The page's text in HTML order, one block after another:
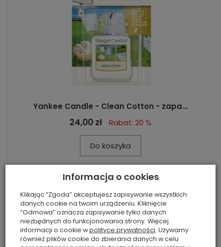
Yankee Candle - Clean Cotton - zapa...
24,00 zł Rabat: 20 %
Do koszyka
Informacja o cookies
Klikając “Zgoda” akceptujesz zapisywanie wszystkich
danych cookie na twoim urządzeniu. Kliknięcie
“Odmowa” oznacza zapisywanie tylko danych
niezbędnych do funkcjonowania strony. Więcej
informacji o cookie wpolityce prywatności. Używamy
również plików cookie do zbierania danych w celu